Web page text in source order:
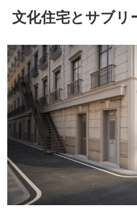
文化住宅とサブリ